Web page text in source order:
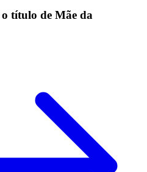
título de Mãe da